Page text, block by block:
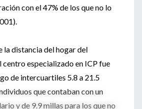
con el 47% de los que no lo
la distancia del hogar del
centro especializado en ICP fue
de intercuartiles 5.8 a 21.5
que contaban con un
y de 9.9 millas para los que no